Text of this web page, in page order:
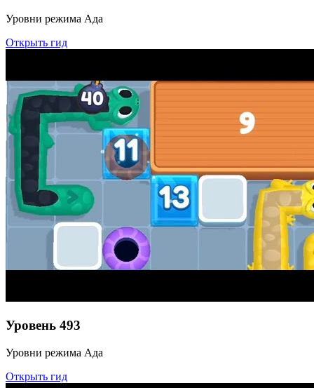
Уровни режима Ада
Открыть гид
Уровень 493
Уровни режима Ада
Открыть гид